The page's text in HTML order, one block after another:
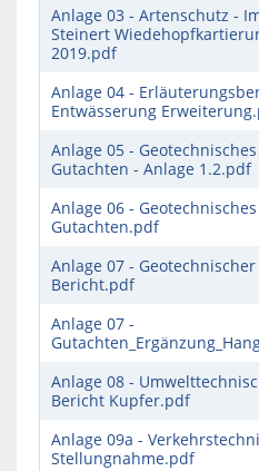
Anlage 03 - Artenschutz -
Steinert
2019.pdf
Anlage 04 -
Entwässerung
Anlage 05 - Geotechnisches
Gutachten - Anlage 1.2.pdf
Anlage 06 - Geotechnisches
Gutachten.pdf
Anlage 07 - Geotechnischer
Bericht.pdf
Anlage 07 -
Anlage 08 -
Bericht Kupfer.pdf
Anlage 09a -
Stellungnahme.pdf